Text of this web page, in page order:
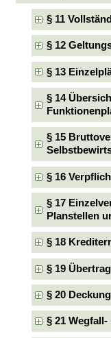
§ 11
§ 12
§ 13
§ 14
§ 15
§ 16
§ 17
Planstellen
§ 18
§ 19
§ 20
§ 21